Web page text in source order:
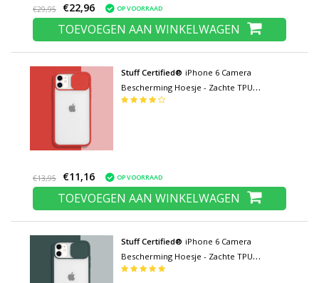
€29,95 €22,96 OP VOORRAAD
TOEVOEGEN AAN WINKELWAGEN
Stuff Certified® iPhone 6 Camera
Bescherming Hoesje - Zachte TPU
Transparante Lens Case Cover Rood
€13,95 €11,16 OP VOORRAAD
TOEVOEGEN AAN WINKELWAGEN
Stuff Certified® iPhone 6 Camera
Bescherming Hoesje - Zachte TPU
Transparante Lens Case Cover